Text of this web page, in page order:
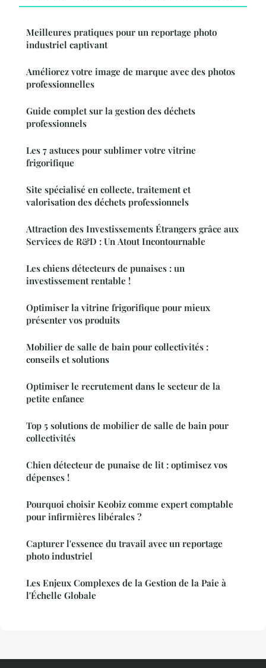
Meilleures pratiques pour un reportage photo
industriel captivant
Améliorez votre image de marque avec des photos
professionnelles
Guide complet sur la gestion des déchets
professionnels
Les 7 astuces pour sublimer votre vitrine
frigorifique
Site spécialisé en collecte, traitement et
valorisation des déchets professionnels
Attraction des Investissements Étrangers grâce aux
Services de R&D : Un Atout Incontournable
Les chiens détecteurs de punaises : un
investissement rentable !
Optimiser la vitrine frigorifique pour mieux
présenter vos produits
Mobilier de salle de bain pour collectivités :
conseils et solutions
Optimiser le recrutement dans le secteur de la
petite enfance
Top 5 solutions de mobilier de salle de bain pour
collectivités
Chien détecteur de punaise de lit : optimisez vos
dépenses !
Pourquoi choisir Keobiz comme expert comptable
pour infirmières libérales ?
Capturer l'essence du travail avec un reportage
photo industriel
Les Enjeux Complexes de la Gestion de la Paie à
l'Échelle Globale